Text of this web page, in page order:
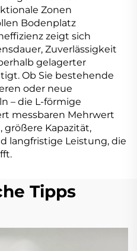
Zonen
Bodenplatz
zeigt sich
Zuverlässigkeit
gelagerter
Ob Sie bestehende
oder neue
– die L-förmige
messbaren Mehrwert
Kapazität,
langfristige Leistung, die
Tipps